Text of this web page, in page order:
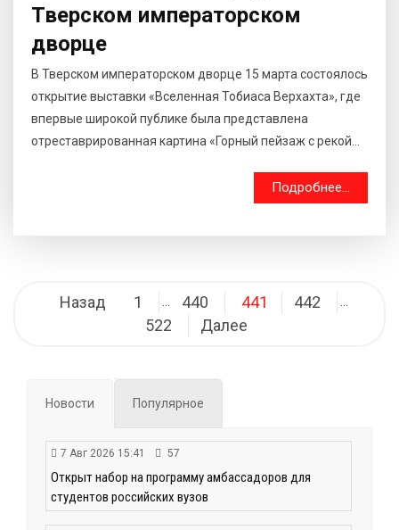
Тверском императорском
дворце
В Тверском императорском дворце 15 марта состоялось
открытие выставки «Вселенная Тобиаса Верхахта», где
впервые широкой публике была представлена
отреставрированная картина «Горный пейзаж с рекой...
Подробнее...
Навигация
Назад 1 440 441 442
522 Далее
Новости Популярное
7 Авг 2026 15:41 57
Открыт набор на программу амбассадоров для
студентов российских вузов